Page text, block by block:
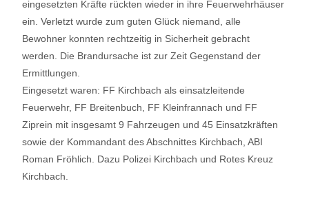
eingesetzten Kräfte rückten wieder in ihre Feuerwehrhäuser
ein. Verletzt wurde zum guten Glück niemand, alle
Bewohner konnten rechtzeitig in Sicherheit gebracht
werden. Die Brandursache ist zur Zeit Gegenstand der
Ermittlungen.
Eingesetzt waren: FF Kirchbach als einsatzleitende
Feuerwehr, FF Breitenbuch, FF Kleinfrannach und FF
Ziprein mit insgesamt 9 Fahrzeugen und 45 Einsatzkräften
sowie der Kommandant des Abschnittes Kirchbach, ABI
Roman Fröhlich. Dazu Polizei Kirchbach und Rotes Kreuz
Kirchbach.